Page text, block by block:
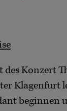
Konzert
Klagenfurt
beginnen